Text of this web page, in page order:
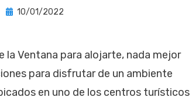
Publicada
10/01/2022
la Ventana para alojarte, nada mejor
para disfrutar de un ambiente
en uno de los centros turísticos